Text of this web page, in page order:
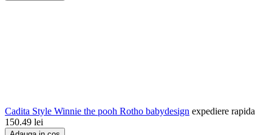
Cadita Style Winnie the pooh Rotho babydesign expediere rapida
150.49 lei